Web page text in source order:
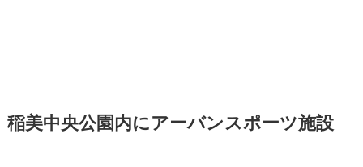
稲美中央公園内にアーバンスポーツ施設